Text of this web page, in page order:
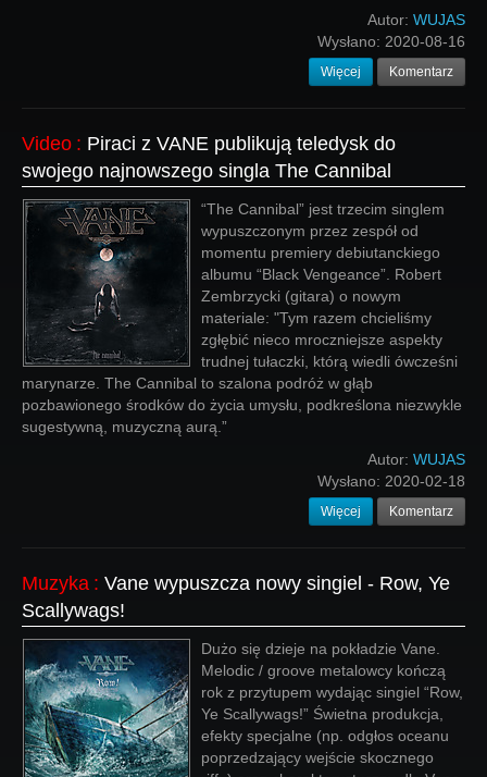
Autor: WUJAS
Wysłano: 2020-08-16
Więcej Komentarz
Video : Piraci z VANE publikują teledysk do
swojego najnowszego singla The Cannibal
“The Cannibal” jest trzecim singlem
wypuszczonym przez zespół od
momentu premiery debiutanckiego
albumu “Black Vengeance”. Robert
Zembrzycki (gitara) o nowym
materiale: "Tym razem chcieliśmy
zgłębić nieco mroczniejsze aspekty
trudnej tułaczki, którą wiedli ówcześni
marynarze. The Cannibal to szalona podróż w głąb
pozbawionego środków do życia umysłu, podkreślona niezwykle
sugestywną, muzyczną aurą.”
Autor: WUJAS
Wysłano: 2020-02-18
Więcej Komentarz
Muzyka : Vane wypuszcza nowy singiel - Row, Ye
Scallywags!
Dużo się dzieje na pokładzie Vane.
Melodic / groove metalowcy kończą
rok z przytupem wydając singiel “Row,
Ye Scallywags!” Świetna produkcja,
efekty specjalne (np. odgłos oceanu
poprzedzający wejście skocznego